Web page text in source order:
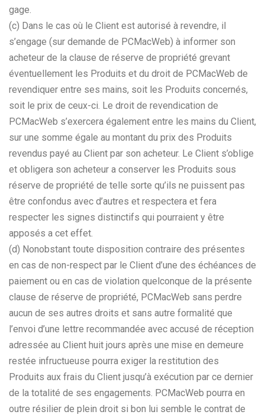
gage.
(c) Dans le cas où le Client est autorisé à revendre, il
s’engage (sur demande de PCMacWeb) à informer son
acheteur de la clause de réserve de propriété grevant
éventuellement les Produits et du droit de PCMacWeb de
revendiquer entre ses mains, soit les Produits concernés,
soit le prix de ceux-ci. Le droit de revendication de
PCMacWeb s’exercera également entre les mains du Client,
sur une somme égale au montant du prix des Produits
revendus payé au Client par son acheteur. Le Client s’oblige
et obligera son acheteur a conserver les Produits sous
réserve de propriété de telle sorte qu’ils ne puissent pas
être confondus avec d’autres et respectera et fera
respecter les signes distinctifs qui pourraient y être
apposés a cet effet.
(d) Nonobstant toute disposition contraire des présentes
en cas de non-respect par le Client d’une des échéances de
paiement ou en cas de violation quelconque de la présente
clause de réserve de propriété, PCMacWeb sans perdre
aucun de ses autres droits et sans autre formalité que
l’envoi d’une lettre recommandée avec accusé de réception
adressée au Client huit jours après une mise en demeure
restée infructueuse pourra exiger la restitution des
Produits aux frais du Client jusqu’à exécution par ce dernier
de la totalité de ses engagements. PCMacWeb pourra en
outre résilier de plein droit si bon lui semble le contrat de